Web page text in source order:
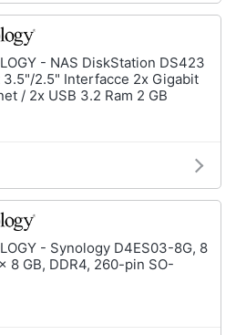
- NAS DiskStation DS423
3.5"/2.5" Interfacce 2x Gigabit
/ 2x USB 3.2 Ram 2 GB
- Synology D4ES03-8G, 8
8 GB, DDR4, 260-pin SO-